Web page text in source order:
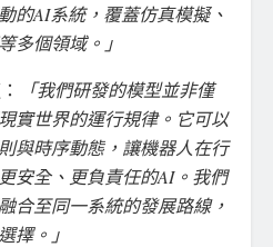
的AI系統，覆蓋仿真模擬、
多個領域。」
「我們研發的模型並非僅
實世界的運行規律。它可以
與時序動態，讓機器人在行
安全、更負責任的AI。我們
合至同一系統的發展路線，
擇。」